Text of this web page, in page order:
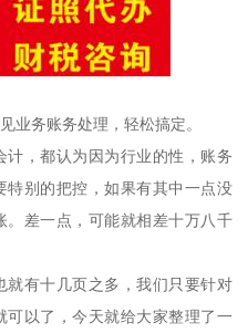
业务账务处理，轻松搞定。
，都认为因为行业的性，账务
别的把控，如果有其中一点没
差一点，可能就相差十万八千
有十几页之多，我们只要针对
可以了，今天就给大家整理了一